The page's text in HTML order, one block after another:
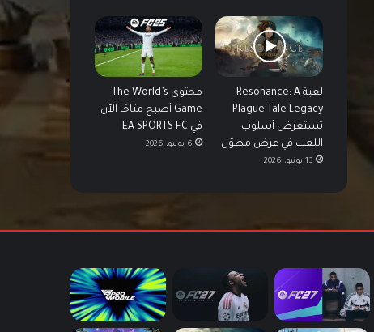
لعبة Resonance: A
Plague Tale Legacy
تستعرض أسلوب
اللعب في عرض مطوّل
13 يونيو، 2026
محتوى The World’s
Game أصبح متاحًا الآن
في EA SPORTS FC
6 يونيو، 2026